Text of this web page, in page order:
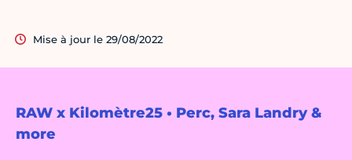
RAW x Kilomètre25 • Perc, Sara Landry &
more
Mise à jour le 29/08/2022